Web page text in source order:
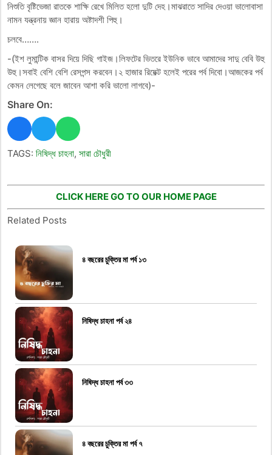
নিশুতি বৃষ্টিভেজা রাতকে শাক্ষি রেখে মিলিত হলো দুটি দেহ।মাঝরাতে সাদির দেওয়া ভালোবাসা
নামন যন্ত্রনায় জ্ঞান হারায় অষ্টাদশী পিহু।
চলবে…….
-(ইশ লুমান্টিক বাসর দিয়ে দিছি গাইজ।লিফটের ভিতরে ইউনিক ভাবে আমাদের সাদু বেবি উহু
উহু।সবাই বেশি বেশি রেসপন্স করবেন।২ হাজার রিয়েক্ট হলেই পরের পর্ব দিবো।আজকের পর্ব
কেমন লেগেছে বলে জাবেন আশা করি ভালো লাগবে)-
Share On:
TAGS: নিষিদ্ধ চাহনা, সারা চৌধুরী
CLICK HERE GO TO OUR HOME PAGE
Related Posts
৪ বছরের চুক্তির মা পর্ব ১৩
নিষিদ্ধ চাহনা পর্ব ২৪
নিষিদ্ধ চাহনা পর্ব ৩৩
৪ বছরের চুক্তির মা পর্ব ৭